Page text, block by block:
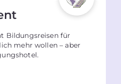
Bildungsreisen für
mehr wollen – aber